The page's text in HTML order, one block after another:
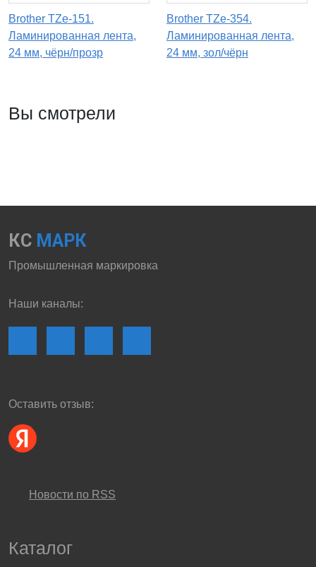
Brother TZe-151.
Ламинированная лента,
24 мм, чёрн/прозр
Brother TZe-354.
Ламинированная лента,
24 мм, зол/чёрн
Вы смотрели
КС МАРК
Промышленная маркировка
Наши каналы:
Оставить отзыв:
Новости по RSS
Каталог